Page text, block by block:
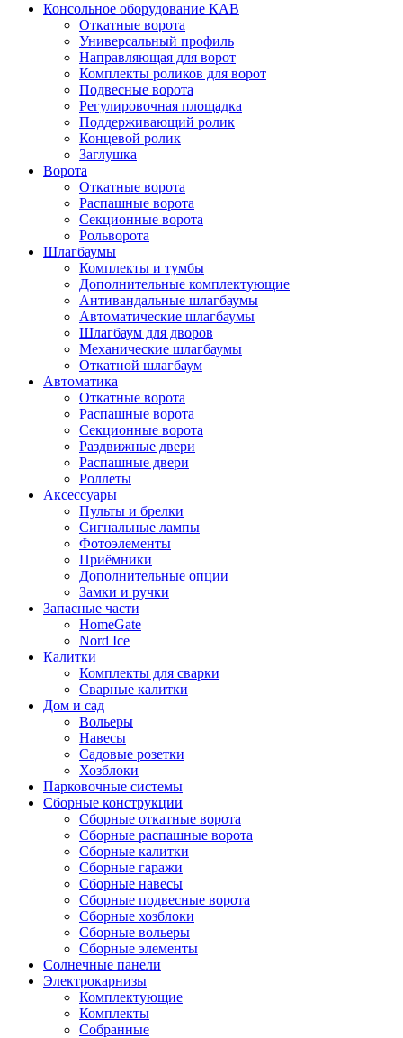
Консольное оборудование КАВ
Откатные ворота
Универсальный профиль
Направляющая для ворот
Комплекты роликов для ворот
Подвесные ворота
Регулировочная площадка
Поддерживающий ролик
Концевой ролик
Заглушка
Ворота
Откатные ворота
Распашные ворота
Секционные ворота
Рольворота
Шлагбаумы
Комплекты и тумбы
Дополнительные комплектующие
Антивандальные шлагбаумы
Автоматические шлагбаумы
Шлагбаум для дворов
Механические шлагбаумы
Откатной шлагбаум
Автоматика
Откатные ворота
Распашные ворота
Секционные ворота
Раздвижные двери
Распашные двери
Роллеты
Аксессуары
Пульты и брелки
Сигнальные лампы
Фотоэлементы
Приёмники
Дополнительные опции
Замки и ручки
Запасные части
HomeGate
Nord Ice
Калитки
Комплекты для сварки
Сварные калитки
Дом и сад
Вольеры
Навесы
Садовые розетки
Хозблоки
Парковочные системы
Сборные конструкции
Сборные откатные ворота
Сборные распашные ворота
Сборные калитки
Сборные гаражи
Сборные навесы
Сборные подвесные ворота
Сборные хозблоки
Сборные вольеры
Сборные элементы
Солнечные панели
Электрокарнизы
Комплектующие
Комплекты
Собранные